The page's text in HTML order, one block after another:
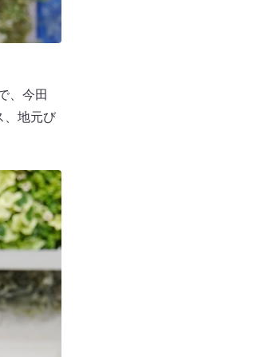
、今田
、地元び